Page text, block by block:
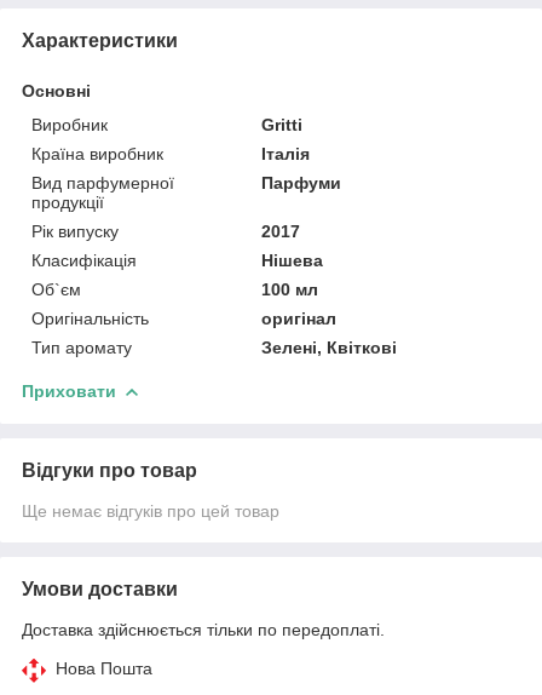
Характеристики
Основні
Виробник
Gritti
Країна виробник
Італія
Вид парфумерної
продукції
Парфуми
Рік випуску
2017
Класифікація
Нішева
Об`єм
100 мл
Оригінальність
оригінал
Тип аромату
Зелені, Квіткові
Приховати
Відгуки про товар
Ще немає відгуків про цей товар
Умови доставки
Доставка здійснюється тільки по передоплаті.
Нова Пошта